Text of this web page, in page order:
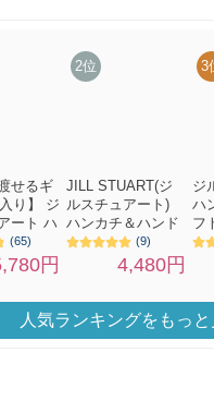
人気ランキングをもっと